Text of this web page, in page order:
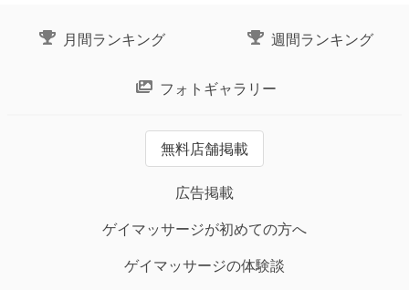
月間ランキング 週間ランキング
フォトギャラリー
無料店舗掲載
広告掲載
ゲイマッサージが初めての方へ
ゲイマッサージの体験談